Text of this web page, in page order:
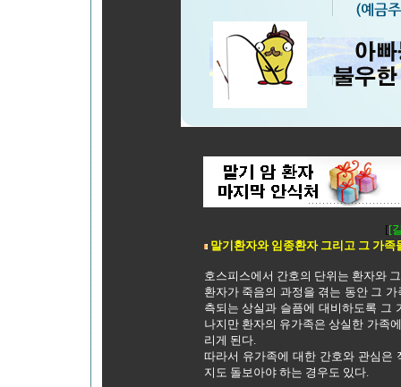
[[
말기환자와 임종환자 그리고 그 가족
호스피스에서 간호의 단위는 환자와
환자가 죽음의 과정을 겪는 동안 그
측되는 상실과 슬픔에 대비하도록 그
나지만 환자의 유가족은 상실한 가족
리게 된다.
따라서 유가족에 대한 간호와 관심은
지도 돌보아야 하는 경우도 있다.